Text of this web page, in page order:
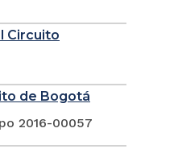
Circuito
de Bogotá
2016-00057